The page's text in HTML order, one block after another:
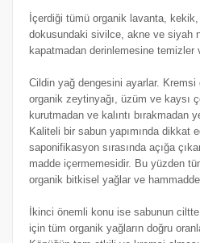
İçerdiği tümü organik lavanta,
dokusundaki sivilce, akne ve siyah
kapatmadan derinlemesine temizler
Cildin yağ dengesini ayarlar.
organik zeytinyağı, üzüm ve kaysı
kurutmadan ve kalıntı bırakmadan
Kaliteli bir sabun yapımında dikkat
saponifikasyon sırasında açığa
madde içermemesidir. Bu yüzden
organik bitkisel yağlar ve
İkinci önemli konu ise sabunun
için tüm organik yağların doğru